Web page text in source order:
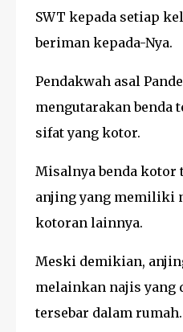
SWT kepada setiap
beriman kepada-Nya.
Pendakwah asal
mengutarakan benda
sifat yang kotor.
Misalnya benda kotor
anjing yang memiliki
kotoran lainnya.
Meski demikian,
melainkan najis yang
tersebar dalam rumah.